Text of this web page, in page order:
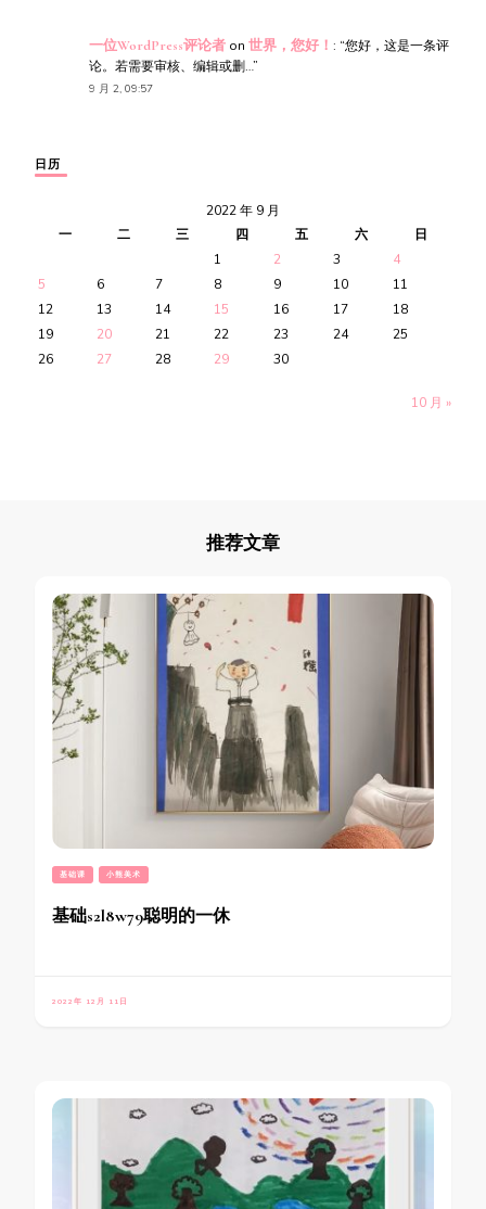
一位WordPress评论者 on 世界，您好！ : “您好，这是一条评
论。若需要审核、编辑或删…”
9 月 2, 09:57
日历
2022 年 9 月
一
二 三 四 五 六
日
1
2 3
4
5
6 7 8 9 10
11
12
13 14 15 16 17
18
19
20 21 22 23 24
25
26
27 28 29 30
10 月 »
推荐文章
基础课 小熊美术
基础s2l8w79聪明的一休
2022年 12月 11日